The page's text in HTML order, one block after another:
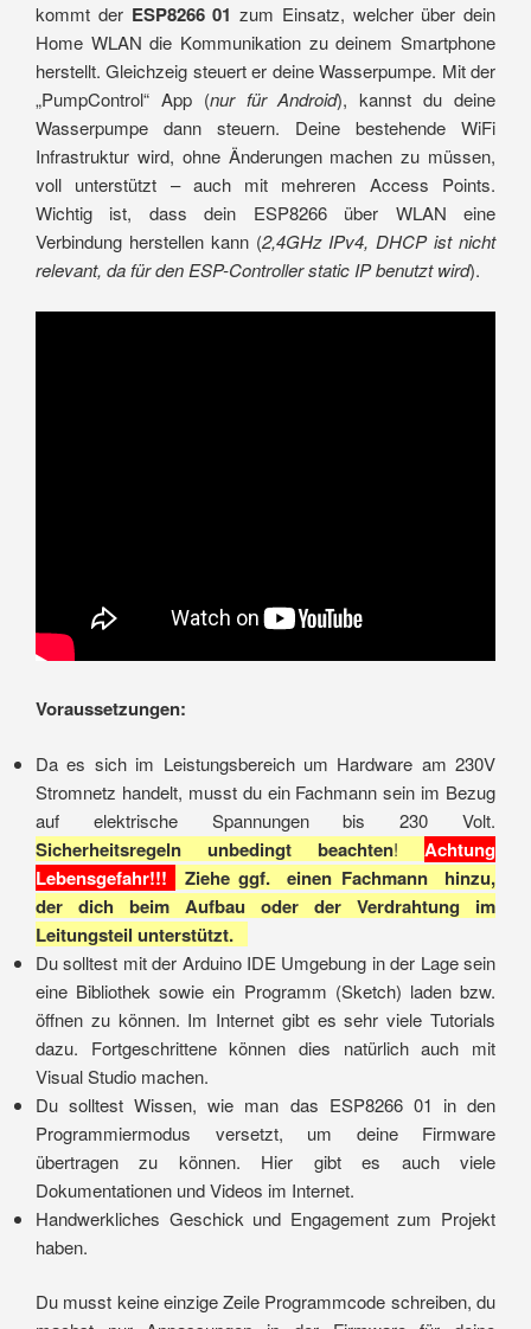
kommt der ESP8266 01 zum Einsatz, welcher über dein
Home WLAN die Kommunikation zu deinem Smartphone
herstellt. Gleichzeig steuert er deine Wasserpumpe. Mit der
„PumpControl“ App (nur für Android), kannst du deine
Wasserpumpe dann steuern. Deine bestehende WiFi
Infrastruktur wird, ohne Änderungen machen zu müssen,
voll unterstützt – auch mit mehreren Access Points.
Wichtig ist, dass dein ESP8266 über WLAN eine
Verbindung herstellen kann (2,4GHz IPv4, DHCP ist nicht
relevant, da für den ESP-Controller static IP benutzt wird).
Voraussetzungen:
Da es sich im Leistungsbereich um Hardware am 230V
Stromnetz handelt, musst du ein Fachmann sein im Bezug
auf elektrische Spannungen bis 230 Volt.
Sicherheitsregeln unbedingt beachten! Achtung
Lebensgefahr!!!
Ziehe ggf. einen Fachmann hinzu,
der dich beim Aufbau oder der Verdrahtung im
Leitungsteil unterstützt.
Du solltest mit der Arduino IDE Umgebung in der Lage sein
eine Bibliothek sowie ein Programm (Sketch) laden bzw.
öffnen zu können. Im Internet gibt es sehr viele Tutorials
dazu. Fortgeschrittene können dies natürlich auch mit
Visual Studio machen.
Du solltest Wissen, wie man das ESP8266 01 in den
Programmiermodus versetzt, um deine Firmware
übertragen zu können. Hier gibt es auch viele
Dokumentationen und Videos im Internet.
Handwerkliches Geschick und Engagement zum Projekt
haben.
Du musst keine einzige Zeile Programmcode schreiben, du